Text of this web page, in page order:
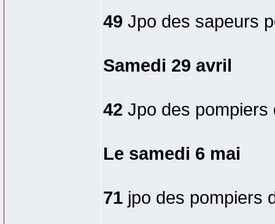
49 Jpo des sapeurs
Samedi 29 avril
42 Jpo des pompiers
Le samedi 6 mai
71 jpo des pompiers